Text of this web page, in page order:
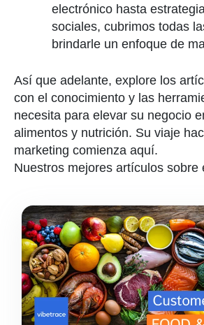
electrónico hasta
sociales, cubrimos todas
brindarle un enfoque de
Así que adelante, explore los
con el conocimiento y las
necesita para elevar su negocio
alimentos y nutrición. Su viaje
marketing comienza aquí.
Nuestros mejores artículos sobre